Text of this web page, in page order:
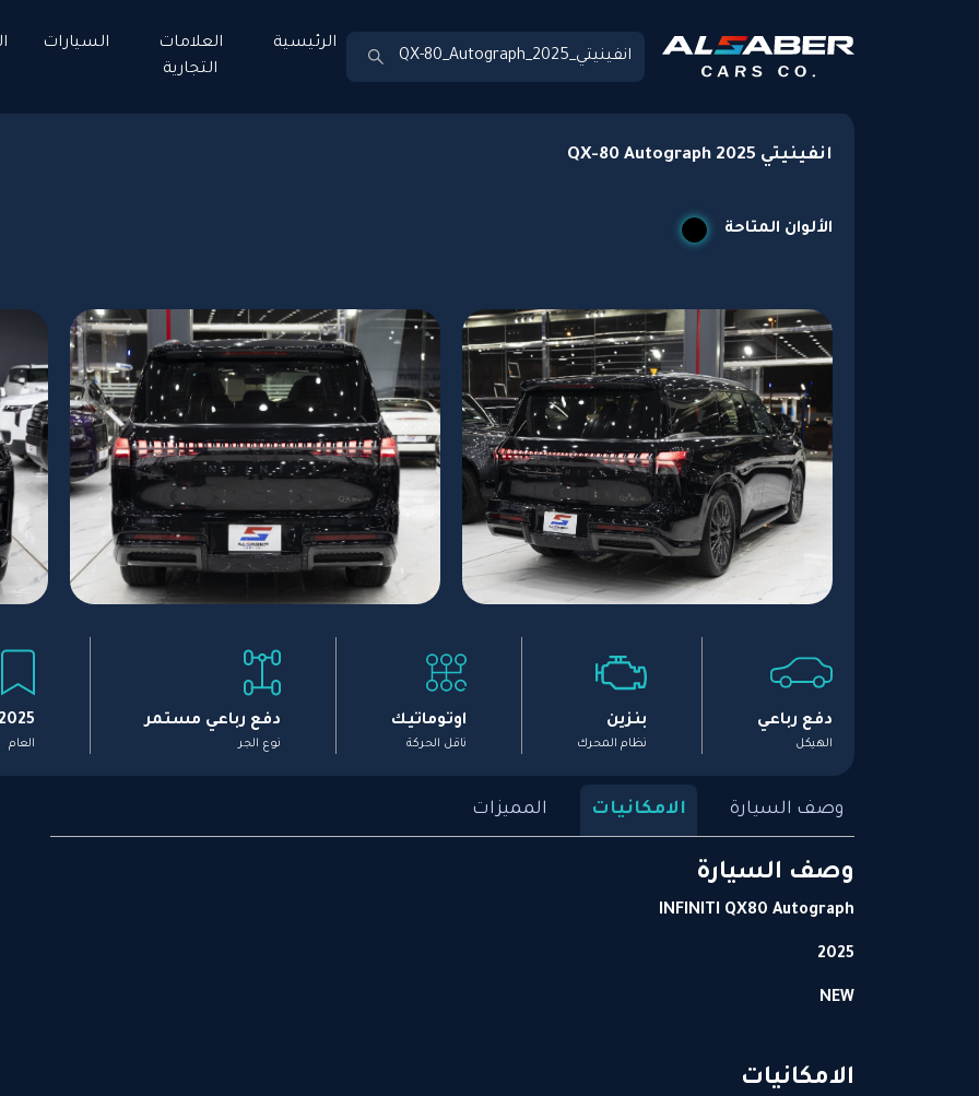
الرئيسية
العلامات
التجارية
السيارات
انفينيتي QX-80 Autograph 2025
الألوان المتاحة
دفع رباعي
الهيكل
بنزين
نظام المحرك
اوتوماتيك
ناقل الحركة
دفع رباعي مستمر
نوع الجر العام
وصف السيارة الامكانيات المميزات
وصف السيارة
INFINITI QX80 Autograph
2025
NEW
الامكانيات